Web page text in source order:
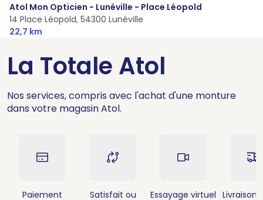
Atol Mon Opticien - Lunéville - Place Léopold
14 Place Léopold, 54300 Lunéville
22,7 km
La Totale Atol
Nos services, compris avec l'achat d'une monture
dans votre magasin Atol.
Paiement
Satisfait ou
Essayage virtuel Livraison